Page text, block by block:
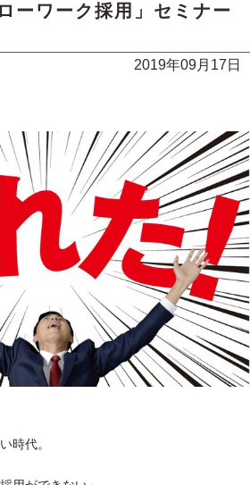
ーワーク採用」セミナー
2019年09月17日
時代。